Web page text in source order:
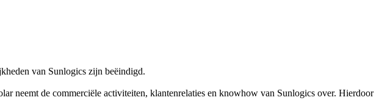
van Sunlogics zijn beëindigd.
neemt de commerciële activiteiten, klantenrelaties en knowhow van Sunlogics over. Hierdoor